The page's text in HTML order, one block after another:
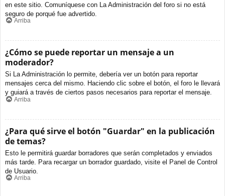
en este sitio. Comuníquese con La Administración del foro si no está
seguro de porqué fue advertido.
Arriba
¿Cómo se puede reportar un mensaje a un
moderador?
Si La Administración lo permite, debería ver un botón para reportar
mensajes cerca del mismo. Haciendo clic sobre el botón, el foro le llevará
y guiará a través de ciertos pasos necesarios para reportar el mensaje.
Arriba
¿Para qué sirve el botón "Guardar" en la publicación
de temas?
Esto le permitirá guardar borradores que serán completados y enviados
más tarde. Para recargar un borrador guardado, visite el Panel de Control
de Usuario.
Arriba